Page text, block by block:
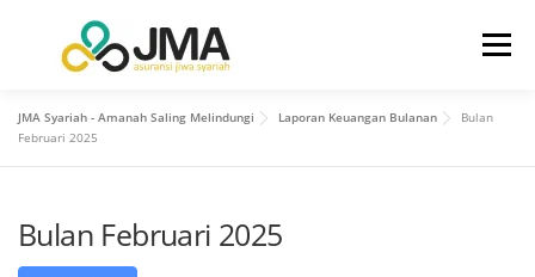
Menu
BERANDA
HUBUNGAN INVESTOR PRODUK
JMA Syariah - Amanah Saling Melindungi Laporan Keuangan Bulanan
Bulan
Februari 2025
Bulan Februari 2025